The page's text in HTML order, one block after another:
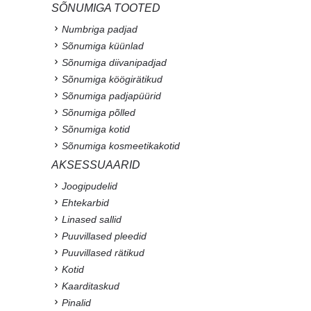
SÕNUMIGA TOOTED
Numbriga padjad
Sõnumiga küünlad
Sõnumiga diivanipadjad
Sõnumiga köögirätikud
Sõnumiga padjapüürid
Sõnumiga põlled
Sõnumiga kotid
Sõnumiga kosmeetikakotid
AKSESSUAARID
Joogipudelid
Ehtekarbid
Linased sallid
Puuvillased pleedid
Puuvillased rätikud
Kotid
Kaarditaskud
Pinalid